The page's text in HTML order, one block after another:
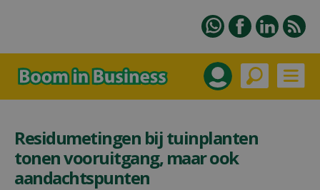
Residumetingen bij tuinplanten
tonen vooruitgang, maar ook
aandachtspunten